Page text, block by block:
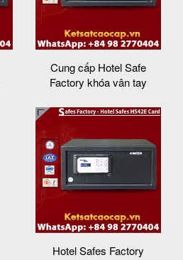
Cung cấp Hotel Safe
Factory khóa vân tay
Hotel Safes Factory